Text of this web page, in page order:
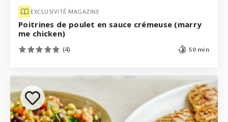
EXCLUSIVITÉ MAGAZINE
Poitrines de poulet en sauce crémeuse (marry
me chicken)
(4) 50 min